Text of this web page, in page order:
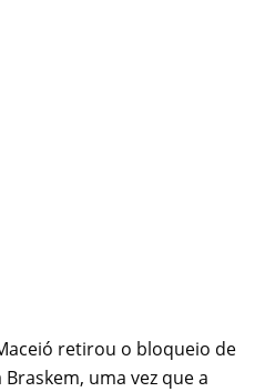
retirou o bloqueio de
uma vez que a